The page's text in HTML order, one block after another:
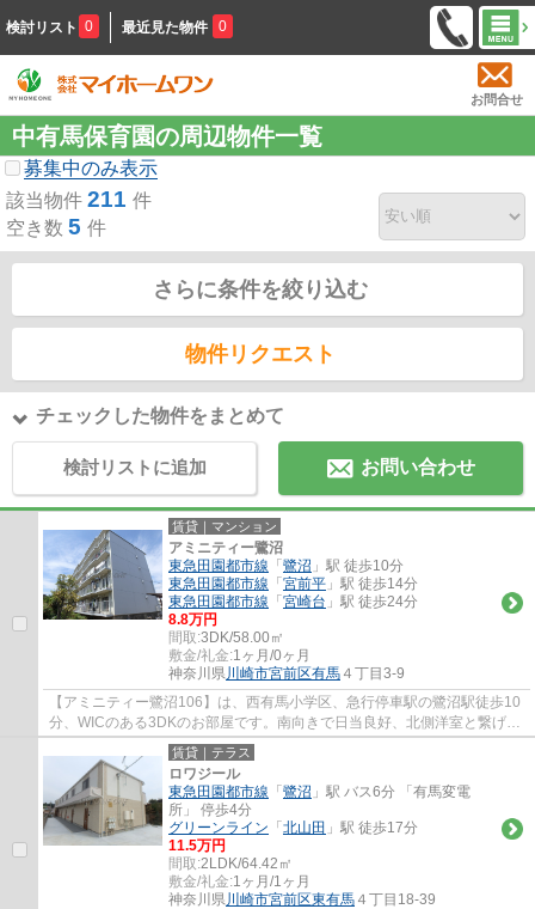
検討リスト 0 最近見た物件 0
お問合せ
中有馬保育園の周辺物件一覧
募集中のみ表示
該当物件 211 件
空き数 5 件
さらに条件を絞り込む
物件リクエスト
チェックした物件をまとめて
検討リストに追加 お問い合わせ
賃貸｜マンション
アミニティー鷺沼
東急田園都市線 「 鷺沼 」駅 徒歩10分
東急田園都市線 「 宮前平 」駅 徒歩14分
東急田園都市線 「 宮崎台 」駅 徒歩24分
8.8万円
間取:3DK/58.00㎡
敷金/礼金:1ヶ月/0ヶ月
神奈川県川崎市宮前区有馬 ４丁目3-9
【アミニティー鷺沼106】は、西有馬小学区、急行停車駅の鷺沼駅徒歩10
分、WICのある3DKのお部屋です。南向きで日当良好、北側洋室と繋げて
約14帖のLDKとしてもOK。自転車・バイクの駐...
賃貸｜テラス
ロワジール
東急田園都市線 「 鷺沼 」駅 バス6分 「有馬変電
所」 停歩4分
グリーンライン 「 北山田 」駅 徒歩17分
11.5万円
間取:2LDK/64.42㎡
敷金/礼金:1ヶ月/1ヶ月
神奈川県川崎市宮前区東有馬 ４丁目18-39